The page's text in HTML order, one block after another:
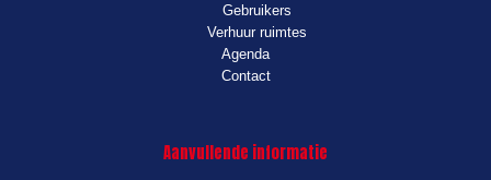
Gebruikers
Verhuur ruimtes
Agenda
Contact
Aanvullende informatie